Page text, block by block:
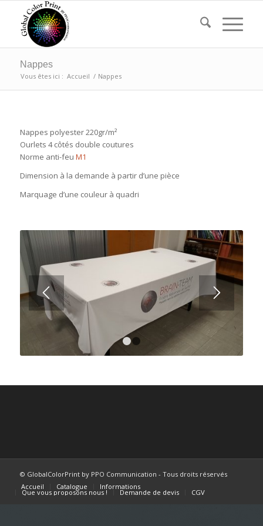
Nappes
Vous êtes ici : Accueil / Nappes
Nappes polyester 220gr/m²
Ourlets 4 côtés double coutures
Norme anti-feu M1
Dimension à la demande à partir d’une pièce
Marquage d’une couleur à quadri
© GlobalColorPrint by PPO Communication - Tous droits réservés
Accueil
Catalogue Informations
Que vous proposons nous ! Demande de devis CGV